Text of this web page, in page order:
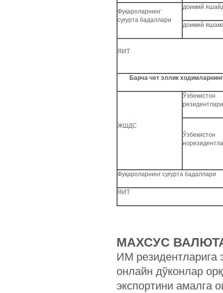
Фуқароларнинг
суғурта бадаллари
доимий
доимий
ЯИТ
Барча чет эллик
ЖШДС
Ўзбекистон
резидентлари
Ўзбекистон
Фуқароларнинг суғурта бадаллари
ЯИТ
МАХСУС
ИМ резидентларига
онлайн дўконлар
экспортини амалга